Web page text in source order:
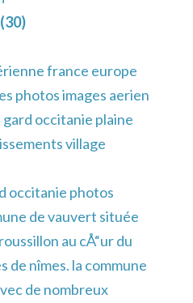
france europe
photos images aerien
occitanie plaine
village
occitanie photos
de vauvert située
au cÅ“ur du
de nîmes. la commune
de nombreux